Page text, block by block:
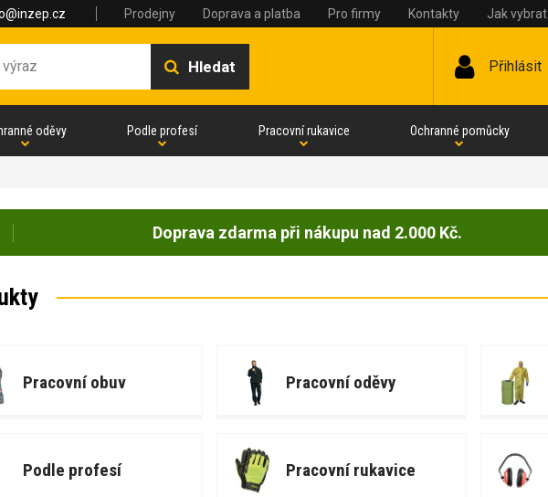
Prodejny Doprava a platba Pro firmy Kontakty Jak vybrat
Hledat Přihlásit
oděvy Podle profesí Pracovní rukavice Ochranné pomůcky
Doprava zdarma při nákupu nad 2.000 Kč.
Pracovní obuv Pracovní oděvy
Podle profesí Pracovní rukavice